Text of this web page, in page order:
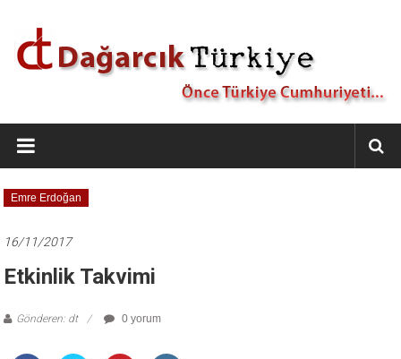
Dağarcık
Türkiye
Önce
Türkiye
Emre Erdoğan
16/11/2017
Etkinlik Takvimi
Gönderen: dt 0 yorum